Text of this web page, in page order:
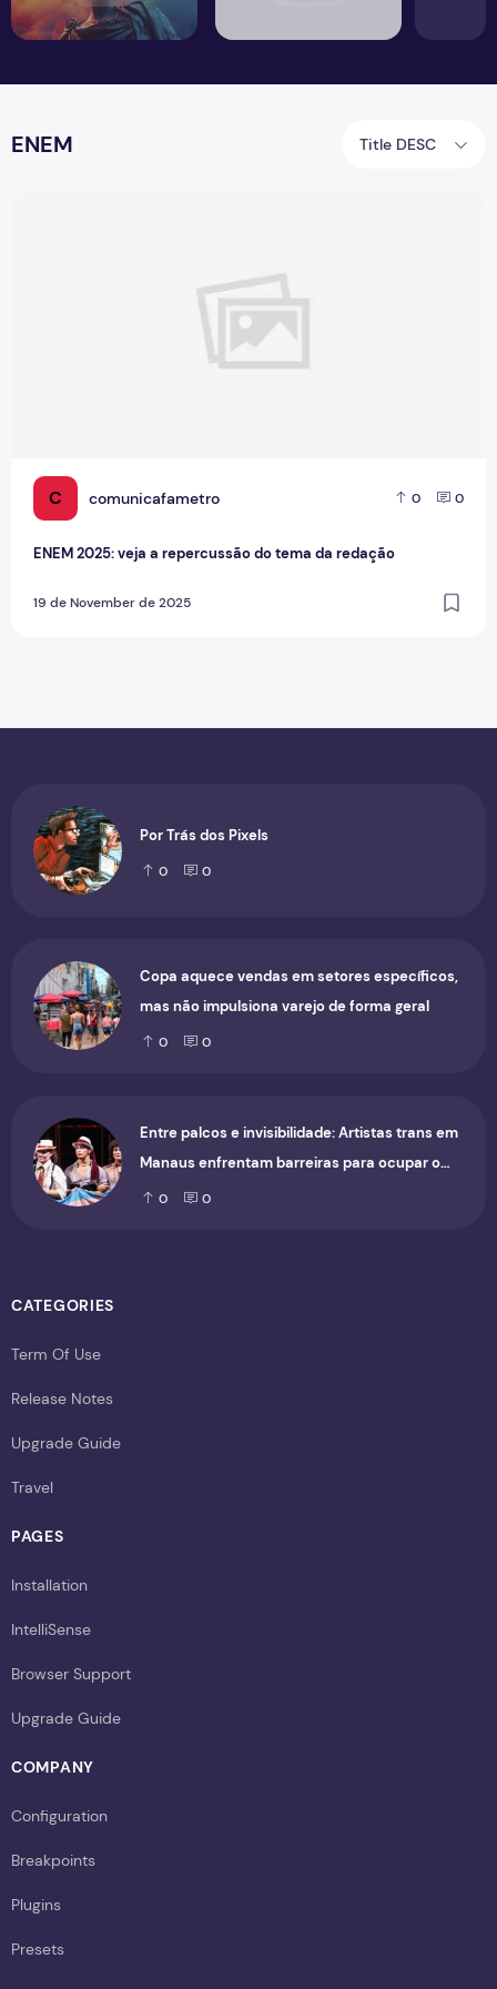
ENEM Title DESC
C comunicafametro 0 0
ENEM 2025: veja a repercussão do tema da redação
19 de November de 2025
Por Trás dos Pixels
0 0
Copa aquece vendas em setores específicos,
mas não impulsiona varejo de forma geral
0 0
Entre palcos e invisibilidade: Artistas trans em
Manaus enfrentam barreiras para ocupar o
cenário cultural
0 0
CATEGORIES
Term Of Use
Release Notes
Upgrade Guide
Travel
PAGES
Installation
IntelliSense
Browser Support
Upgrade Guide
COMPANY
Configuration
Breakpoints
Plugins
Presets